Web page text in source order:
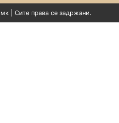
| Сите права се задржани.